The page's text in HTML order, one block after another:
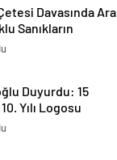
Davasında Ara
Sanıkların
Devamına
Duyurdu: 15
Yılı Logosu
Trenlerde Yer